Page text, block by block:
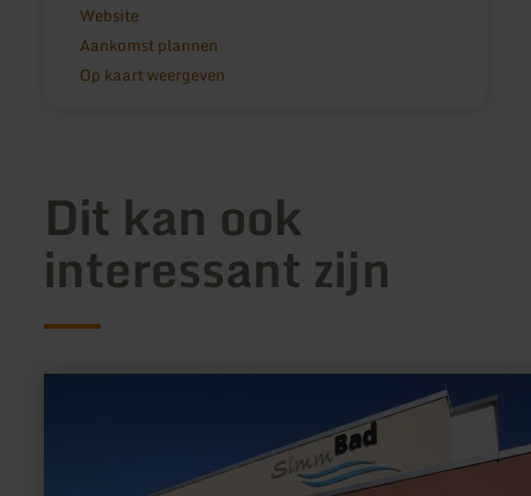
Website
Aankomst plannen
Op kaart weergeven
Dit kan ook
interessant zijn